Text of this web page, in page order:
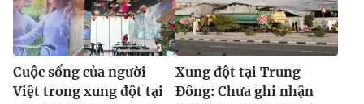
Cuộc sống của người
Việt trong xung đột tại
Xung đột tại Trung
Đông: Chưa ghi nhận